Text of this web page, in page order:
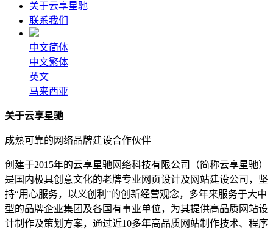
关于云享星驰
联系我们
中文简体
中文繁体
英文
马来西亚
关于云享星驰
成熟可靠的网络品牌建设合作伙伴
创建于2015年的云享星驰网络科技有限公司（简称云享星驰）
是国内极具创意文化的老牌专业网页设计及网站建设公司，坚
持“用心服务，以义创利”的创新经营观念，多年来服务于大中
型的品牌企业集团及各国有事业单位，为其提供高品质网站设
计制作及策划方案，通过近10多年高品质网站制作技术、程序